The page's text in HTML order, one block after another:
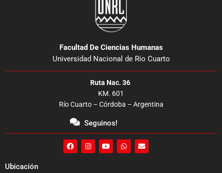
Ubicación
Facultad De Ciencias Humanas
Universidad Nacional de Río Cuarto
Ruta Nac. 36
KM. 601
Río Cuarto – Córdoba – Argentina
Seguinos!
F
a
c
I
n
s
Y
o
u
W
h
a
E
n
v